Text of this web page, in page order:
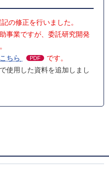
の修正を行いました。
が、委託研究開発
こちら PDF
です。
資料を追加しまし